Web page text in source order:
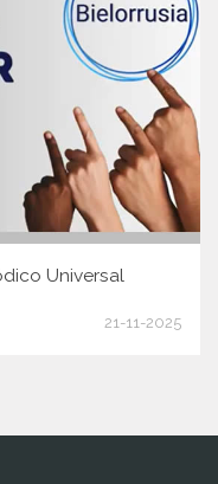
Universal
21-11-2025